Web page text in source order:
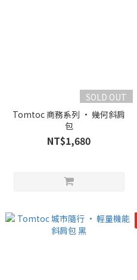
SOLD OUT
Tomtoc 商務系列 • 幾何斜肩
包
NT$1,680